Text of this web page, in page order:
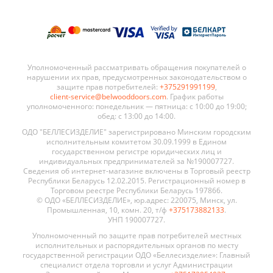
Уполномоченный рассматривать обращения покупателей о
нарушении их прав, предусмотренных законодательством о
защите прав потребителей: +375291991199,
client-service@belwooddoors.com. График работы
уполномоченного: понедельник — пятница: с 10:00 до 19:00;
обед: с 13:00 до 14:00.
ОДО "БЕЛЛЕСИЗДЕЛИЕ" зарегистрировано Минским городским
исполнительным комитетом 30.09.1999 в Едином
государственном регистре юридических лиц и
индивидуальных предпринимателей за №190007727.
Сведения об интернет-магазине включены в Торговый реестр
Республики Беларусь 12.02.2015. Регистрационный номер в
Торговом реестре Республики Беларусь 197866.
© ОДО «БЕЛЛЕСИЗДЕЛИЕ», юр.адрес: 220075, Минск, ул.
Промышленная, 10, комн. 20, т/ф +375173882133.
УНП 190007727.
Уполномоченный по защите прав потребителей местных
исполнительных и распорядительных органов по месту
государственной регистрации ОДО «Беллесизделие»: Главный
специалист отдела торговли и услуг Администрации